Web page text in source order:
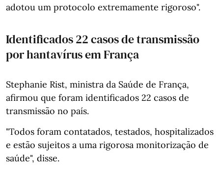
adotou um protocolo extremamente rigoroso".
Identificados 22 casos de transmissão
por hantavírus em França
Stephanie Rist, ministra da Saúde de França,
afirmou que foram identificados 22 casos de
transmissão no país.
"Todos foram contatados, testados, hospitalizados
e estão sujeitos a uma rigorosa monitorização de
saúde", disse.